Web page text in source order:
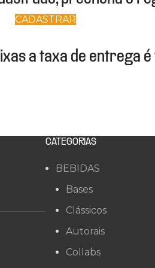
CADASTRAR
a taxa de entrega é
CATEGORIAS
BEBIDAS
Bases
Clássicos
Autorais
Collabs